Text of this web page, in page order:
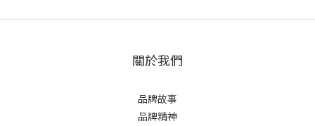
關於我們
品牌故事
品牌精神